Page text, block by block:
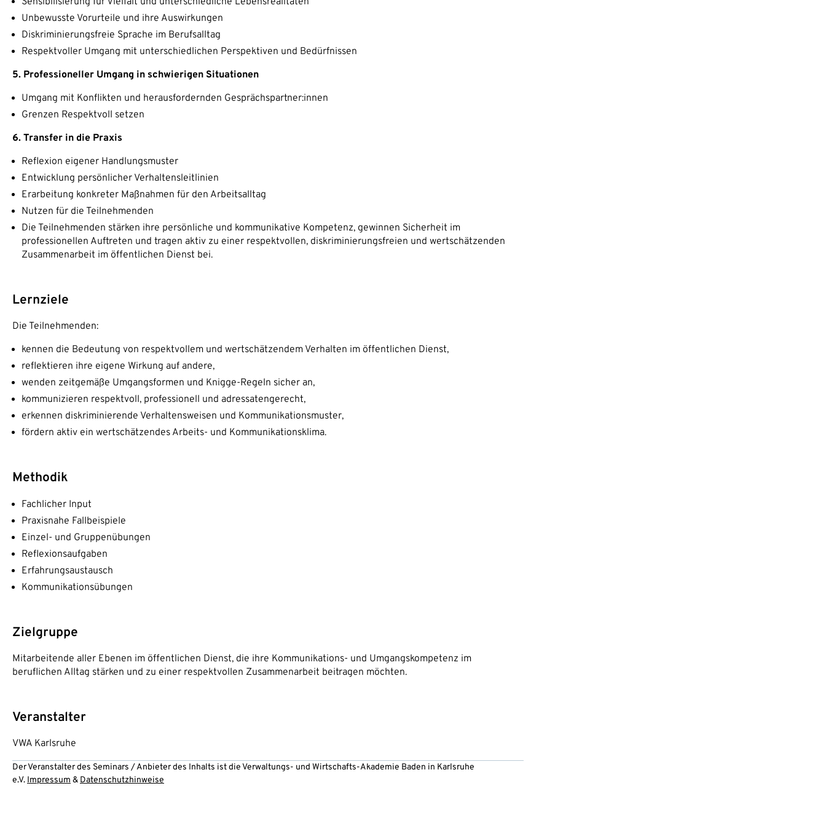
Unbewusste Vorurteile und ihre Auswirkungen
Diskriminierungsfreie Sprache im Berufsalltag
Respektvoller Umgang mit unterschiedlichen Perspektiven und Bedürfnissen
5. Professioneller Umgang in schwierigen Situationen
Umgang mit Konflikten und herausfordernden Gesprächspartner:innen
Grenzen Respektvoll setzen
6. Transfer in die Praxis
Reflexion eigener Handlungsmuster
Entwicklung persönlicher Verhaltensleitlinien
Erarbeitung konkreter Maßnahmen für den Arbeitsalltag
Nutzen für die Teilnehmenden
Die Teilnehmenden stärken ihre persönliche und kommunikative Kompetenz, gewinnen Sicherheit im
professionellen Auftreten und tragen aktiv zu einer respektvollen, diskriminierungsfreien und wertschätzenden
Zusammenarbeit im öffentlichen Dienst bei.
Lernziele
Die Teilnehmenden:
kennen die Bedeutung von respektvollem und wertschätzendem Verhalten im öffentlichen Dienst,
reflektieren ihre eigene Wirkung auf andere,
wenden zeitgemäße Umgangsformen und Knigge-Regeln sicher an,
kommunizieren respektvoll, professionell und adressatengerecht,
erkennen diskriminierende Verhaltensweisen und Kommunikationsmuster,
fördern aktiv ein wertschätzendes Arbeits- und Kommunikationsklima.
Methodik
Fachlicher Input
Praxisnahe Fallbeispiele
Einzel- und Gruppenübungen
Reflexionsaufgaben
Erfahrungsaustausch
Kommunikationsübungen
Zielgruppe
Mitarbeitende aller Ebenen im öffentlichen Dienst, die ihre Kommunikations- und Umgangskompetenz im
beruflichen Alltag stärken und zu einer respektvollen Zusammenarbeit beitragen möchten.
Veranstalter
VWA Karlsruhe
Der Veranstalter des Seminars / Anbieter des Inhalts ist die Verwaltungs- und Wirtschafts-Akademie Baden in Karlsruhe
e.V. Impressum & Datenschutzhinweise